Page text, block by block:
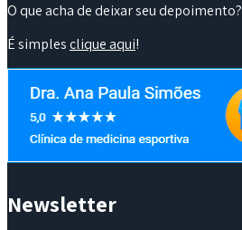
O que acha de deixar seu depoimento?
É simplesclique aqui!
Newsletter